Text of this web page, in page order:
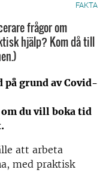
FAKTA
frågor om
hjälp? Kom då till
på grund av Covid-
om du vill boka tid
att arbeta
med praktisk